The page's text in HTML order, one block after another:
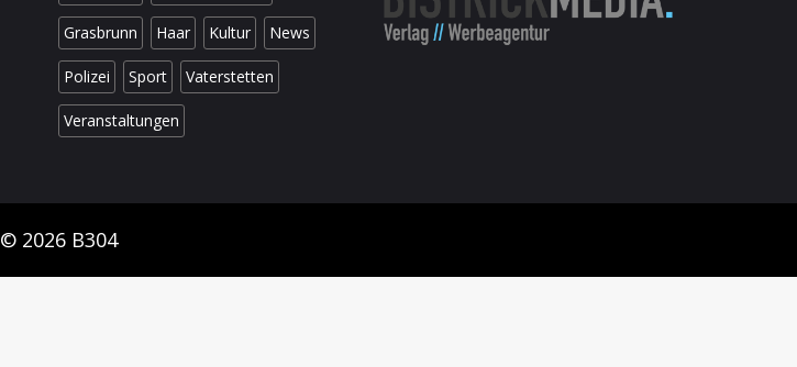
Grasbrunn Haar Kultur News
Polizei Sport Vaterstetten
Veranstaltungen
© 2026 B304